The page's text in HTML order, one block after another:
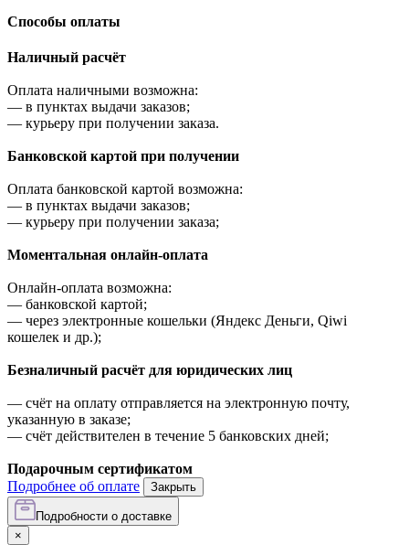
Cпособы оплаты
Наличный расчёт
Оплата наличными возможна:
— в пунктах выдачи заказов;
— курьеру при получении заказа.
Банковской картой при получении
Оплата банковской картой возможна:
— в пунктах выдачи заказов;
— курьеру при получении заказа;
Моментальная онлайн-оплата
Онлайн-оплата возможна:
— банковской картой;
— через электронные кошельки (Яндекс Деньги, Qiwi
кошелек и др.);
Безналичный расчёт для юридических лиц
— счёт на оплату отправляется на электронную почту,
указанную в заказе;
— счёт действителен в течение 5 банковских дней;
Подарочным сертификатом
Подробнее об оплате
Закрыть
Подробности о доставке
×